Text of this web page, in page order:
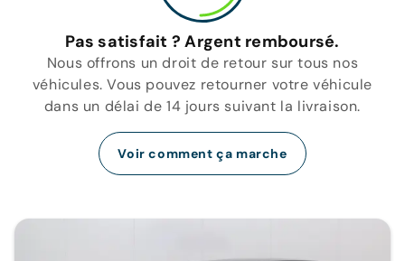
Pas satisfait ? Argent remboursé.
Nous offrons un droit de retour sur tous nos
véhicules. Vous pouvez retourner votre véhicule
dans un délai de 14 jours suivant la livraison.
Voir comment ça marche